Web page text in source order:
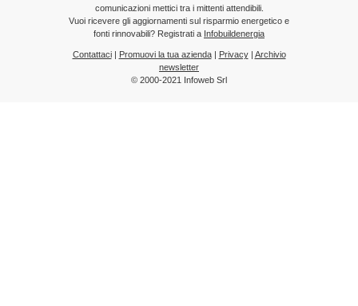
comunicazioni mettici tra i mittenti attendibili.
Vuoi ricevere gli aggiornamenti sul risparmio energetico e
fonti rinnovabili? Registrati a Infobuildenergia
Contattaci| Promuovi la tua azienda| Privacy| Archivio
newsletter
© 2000-2021 Infoweb Srl